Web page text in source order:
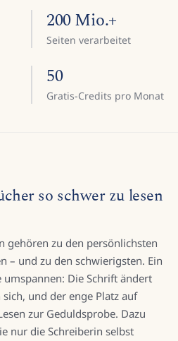
200 Mio.+
Seiten verarbeitet
50
Gratis-Credits pro Monat
so schwer zu lesen
gehören zu den persönlichsten
– und zu den schwierigsten. Ein
umspannen: Die Schrift ändert
und der enge Platz auf
zur Geduldsprobe. Dazu
nur die Schreiberin selbst